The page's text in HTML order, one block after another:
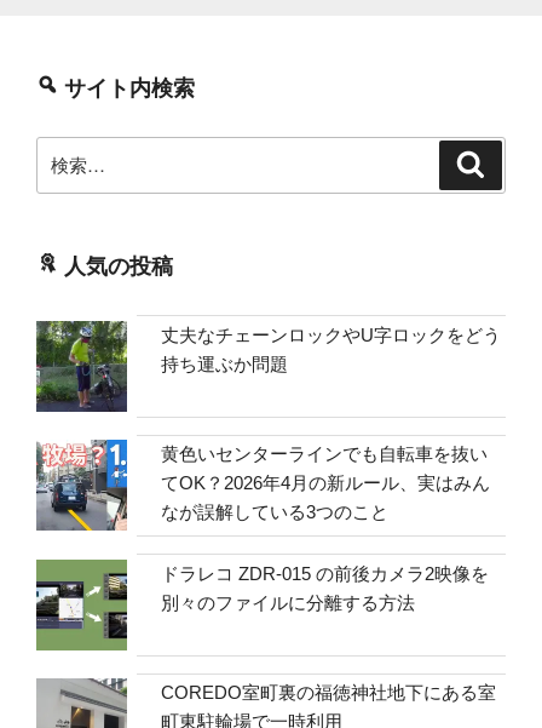
サイト内検索
索:
人気の投稿
丈夫なチェーンロックやU字ロックをどう
持ち運ぶか問題
黄色いセンターラインでも自転車を抜い
てOK？2026年4月の新ルール、実はみん
なが誤解している3つのこと
ドラレコ ZDR-015 の前後カメラ2映像を
別々のファイルに分離する方法
COREDO室町裏の福徳神社地下にある室
町東駐輪場で一時利用